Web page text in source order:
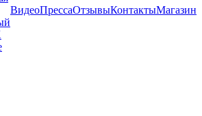
ВидеоПрессаОтзывыКонтактыМагазин